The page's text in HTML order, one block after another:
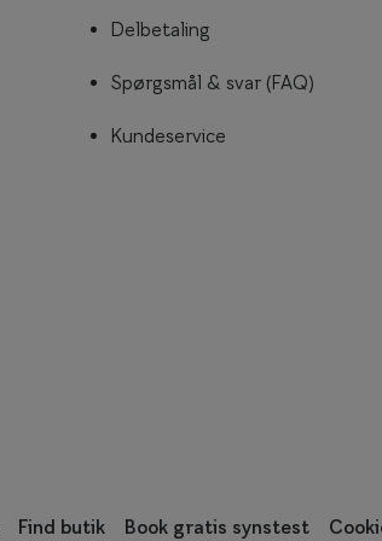
Delbetaling
Spørgsmål & svar (FAQ)
Kundeservice
Find butik Book gratis synstest